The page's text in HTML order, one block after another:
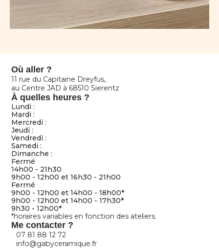
Où aller ?
11 rue du Capitaine Dreyfus,
au Centre JAD à 68510 Sierentz
À quelles heures ?
Lundi :
Mardi :
Mercredi :
Jeudi :
Vendredi :
Samedi :
Dimanche :
Fermé
14h00 - 21h30
9h00 - 12h00 et 16h30 - 21h00
Fermé
9h00 - 12h00 et 14h00 - 18h00*
9h00 - 12h00 et 14h00 - 17h30*
9h30 - 12h00*
*horaires variables en fonction des ateliers.
Me contacter ?
07 81 88 12 72
info@gabyceramique.fr